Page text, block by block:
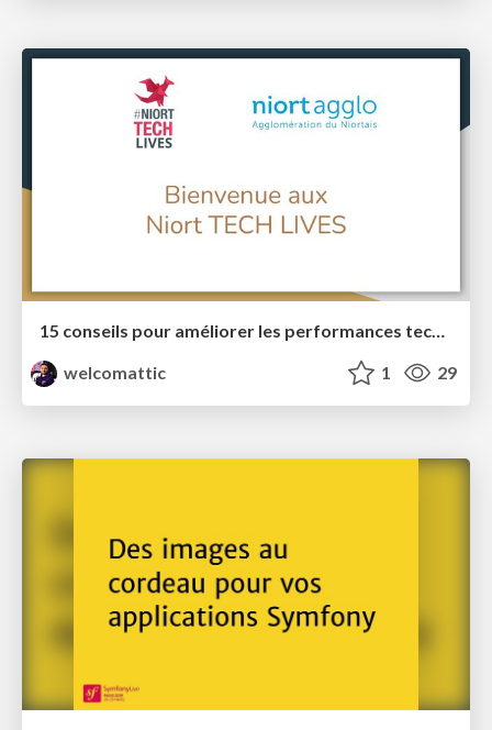
15 conseils pour améliorer les performances techniques de vos sites web
welcomattic
1 29